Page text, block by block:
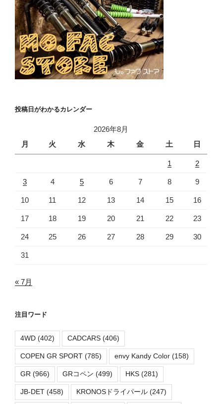
投稿日がわかるカレンダー
2026年8月
月
火 水 木 金 土 日
1 2
3 4 5 6 7 8 9
10 11 12 13 14 15 16
17 18 19 20 21 22 23
24 25 26 27 28 29 30
31
« 7月
注目ワード
4WD (402) CADCARS (406)
COPEN GR SPORT (785) envy Kandy Color (158)
GR (966) GRコペン (499) HKS (281)
JB-DET (458) KRONOSドライパール (247)